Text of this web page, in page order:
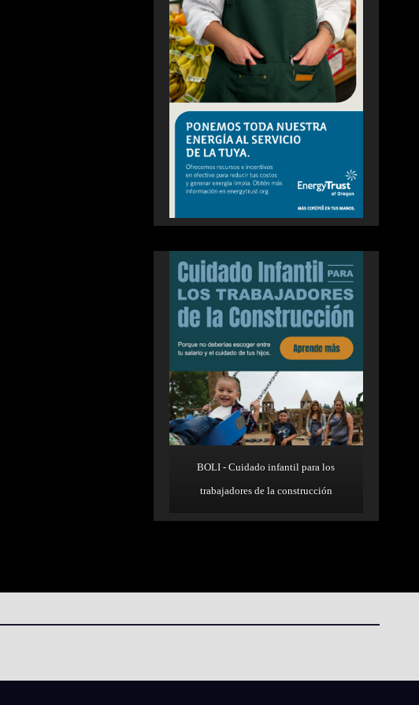
BOLI - Cuidado infantil para los
trabajadores de la construcción